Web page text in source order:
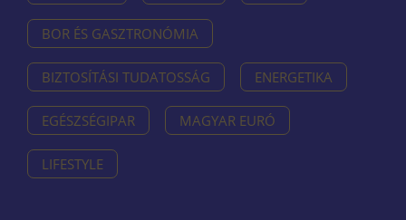
BOR ÉS GASZTRONÓMIA
BIZTOSÍTÁSI TUDATOSSÁG ENERGETIKA
EGÉSZSÉGIPAR MAGYAR EURÓ
LIFESTYLE